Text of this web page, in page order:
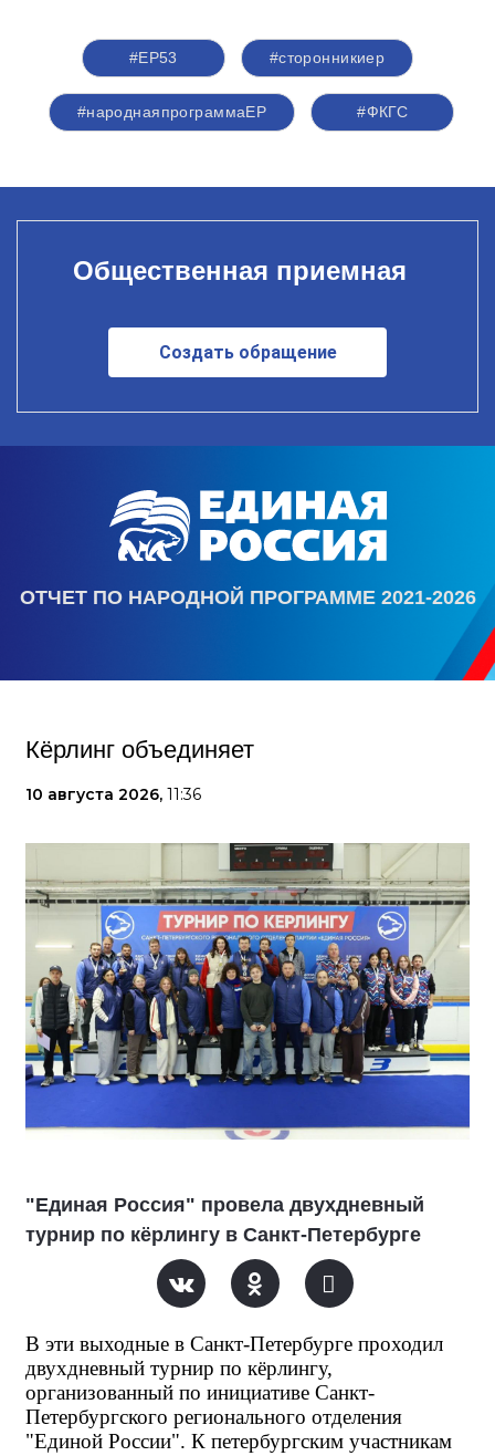
#ЕР53 #сторонникиер
#народнаяпрограммаЕР #ФКГС
Общественная приемная
Создать обращение
ОТЧЕТ ПО НАРОДНОЙ ПРОГРАММЕ 2021-2026
Кёрлинг объединяет
10 августа 2026, 11:36
"Единая Россия" провела двухдневный
турнир по кёрлингу в Санкт-Петербурге
В эти выходные в Санкт-Петербурге проходил
двухдневный турнир по кёрлингу,
организованный по инициативе Санкт-
Петербургского регионального отделения
"Единой России". К петербургским участникам